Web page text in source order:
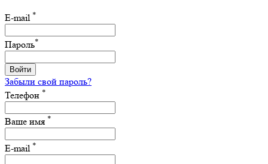
E-mail *
Пароль*
Войти
Забыли свой пароль?
Телефон *
Ваше имя *
E-mail *